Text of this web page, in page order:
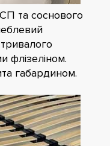
та соснового
флізеліном.
габардином.